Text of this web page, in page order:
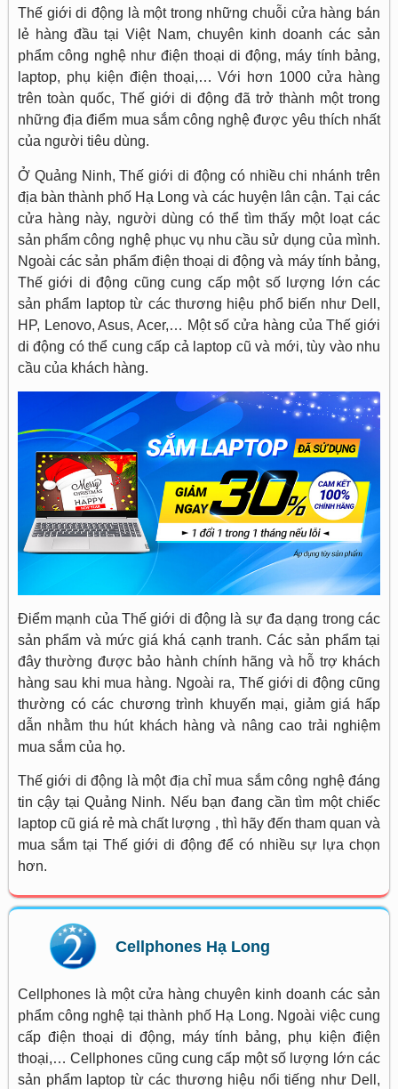
Thế giới di động là một trong những chuỗi cửa hàng bán
lẻ hàng đầu tại Việt Nam, chuyên kinh doanh các sản
phẩm công nghệ như điện thoại di động, máy tính bảng,
laptop, phụ kiện điện thoại,… Với hơn 1000 cửa hàng
trên toàn quốc, Thế giới di động đã trở thành một trong
những địa điểm mua sắm công nghệ được yêu thích nhất
của người tiêu dùng.
Ở Quảng Ninh, Thế giới di động có nhiều chi nhánh trên
địa bàn thành phố Hạ Long và các huyện lân cận. Tại các
cửa hàng này, người dùng có thể tìm thấy một loạt các
sản phẩm công nghệ phục vụ nhu cầu sử dụng của mình.
Ngoài các sản phẩm điện thoại di động và máy tính bảng,
Thế giới di động cũng cung cấp một số lượng lớn các
sản phẩm laptop từ các thương hiệu phổ biến như Dell,
HP, Lenovo, Asus, Acer,… Một số cửa hàng của Thế giới
di động có thể cung cấp cả laptop cũ và mới, tùy vào nhu
cầu của khách hàng.
Điểm mạnh của Thế giới di động là sự đa dạng trong các
sản phẩm và mức giá khá cạnh tranh. Các sản phẩm tại
đây thường được bảo hành chính hãng và hỗ trợ khách
hàng sau khi mua hàng. Ngoài ra, Thế giới di động cũng
thường có các chương trình khuyến mại, giảm giá hấp
dẫn nhằm thu hút khách hàng và nâng cao trải nghiệm
mua sắm của họ.
Thế giới di động là một địa chỉ mua sắm công nghệ đáng
tin cậy tại Quảng Ninh. Nếu bạn đang cần tìm một chiếc
laptop cũ giá rẻ mà chất lượng , thì hãy đến tham quan và
mua sắm tại Thế giới di động để có nhiều sự lựa chọn
hơn.
Cellphones Hạ Long
Cellphones là một cửa hàng chuyên kinh doanh các sản
phẩm công nghệ tại thành phố Hạ Long. Ngoài việc cung
cấp điện thoại di động, máy tính bảng, phụ kiện điện
thoại,… Cellphones cũng cung cấp một số lượng lớn các
sản phẩm laptop từ các thương hiệu nổi tiếng như Dell,